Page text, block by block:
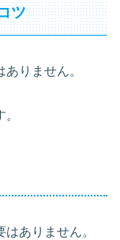
ツ
りません。
ありません。